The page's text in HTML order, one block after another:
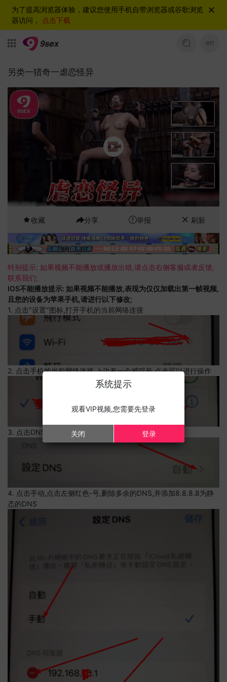
为了提高浏览器体验，建议您使用手机自带浏览器或谷歌浏览
器访问， 点击下载
en
另类一猎奇一虐恋怪异
收藏 分享 举报 刷新
特别提示: 如果视频不能播放或播放出错,请点击右侧客服或者反馈,
联系我们;
IOS不能播放提示: 如果视频不能播放,表现为仅仅加载出第一帧视频,
且您的设备为苹果手机,请进行以下修改;
1. 点击"设置"图标,打开手机的当前网络连接
2. 点击手机的当前网络连接,上边有一个感叹号,点击可以进行操作
3. 点击DNS设置
4. 点击手动,点击左侧红色-号,删除多余的DNS,并添加8.8.8.8为静
态的DNS
系统提示
观看VIP视频,您需要先登录
关闭 登录